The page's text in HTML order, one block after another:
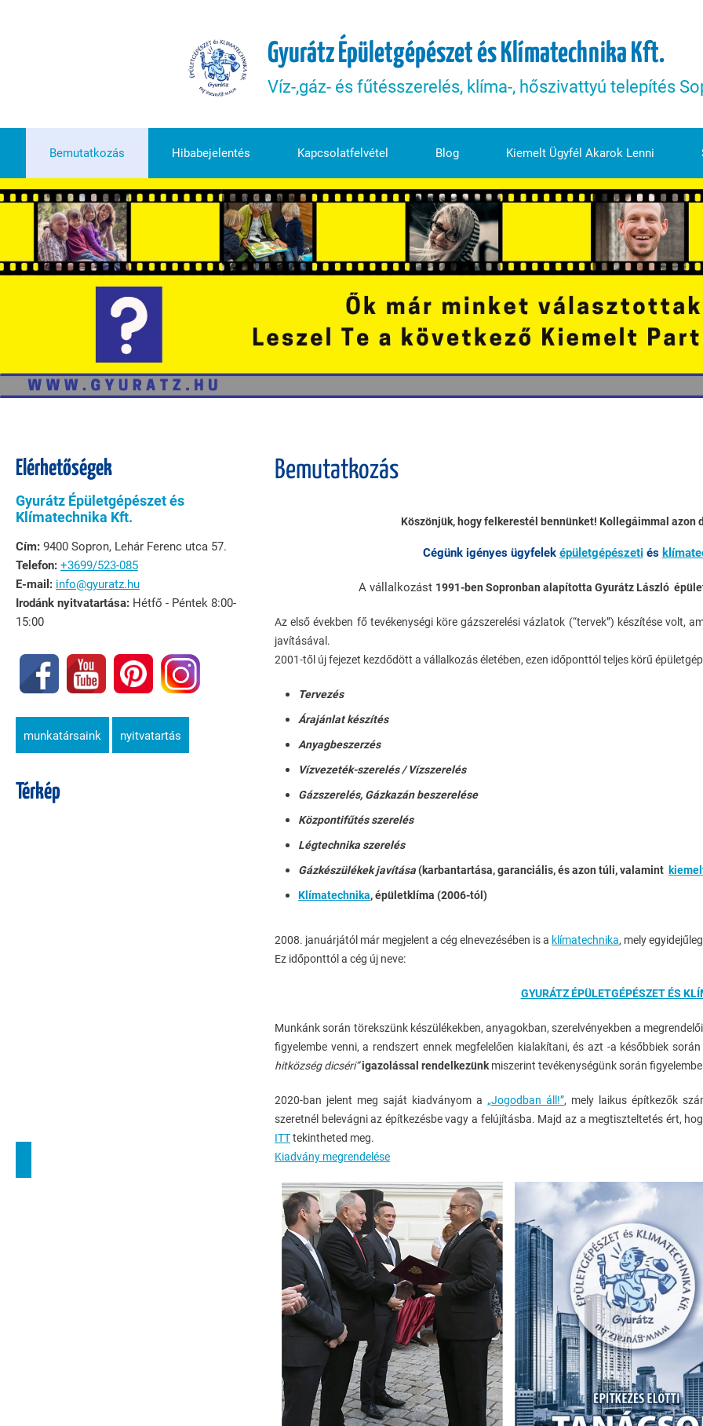
Gyurátz Épületgépészet és Klímatechnika Kft.
Víz-,gáz- és fűtésszerelés, klíma-, hőszivattyú telepítés
Bemutatkozás Hibabejelentés Kapcsolatfelvétel Blog Kiemelt Ügyfél Akarok Lenni
Elérhetőségek
Gyurátz Épületgépészet és
Klímatechnika Kft.
Cím: 9400 Sopron, Lehár Ferenc utca 57.
Telefon: +3699/523-085
E-mail: info@gyuratz.hu
Irodánk nyitvatartása: Hétfő - Péntek 8:00-
15:00
munkatársaink nyitvatartás
Térkép
Bemutatkozás
Köszönjük, hogy felkerestél bennünket! Kollegáimmal azon
Cégünk igényes ügyfelek épületgépészeti és
A vállalkozást 1991-ben Sopronban alapította Gyurátz László
Az első években fő tevékenységi köre gázszerelési vázlatok (“tervek”) készítése volt,
javításával.
2001-től új fejezet kezdődött a vállalkozás életében, ezen időponttól teljes körű
Tervezés
Árajánlat készítés
Anyagbeszerzés
Vízvezeték-szerelés / Vízszerelés
Gázszerelés, Gázkazán beszerelése
Központifűtés szerelés
Légtechnika szerelés
Gázkészülékek javítása(karbantartása, garanciális, és azon túli, valamint
Klímatechnika, épületklíma (2006-tól)
2008. januárjától már megjelent a cég elnevezésében is a klímatechnika, mely
Ez időponttól a cég új neve:
GYURÁTZ ÉPÜLETGÉPÉSZET ÉS
Munkánk során törekszünk készülékekben, anyagokban, szerelvényekben a
figyelembe venni, a rendszert ennek megfelelően kialakítani, és azt -a későbbiek
hitközség dicséri”igazolással rendelkezünk miszerint tevékenységünk során
2020-ban jelent meg saját kiadványom a „Jogodban áll!”, mely laikus építkezők
szeretnél belevágni az építkezésbe vagy a felújításba. Majd az a megtiszteltetés ért,
ITTtekintheted meg.
Kiadvány megrendelése